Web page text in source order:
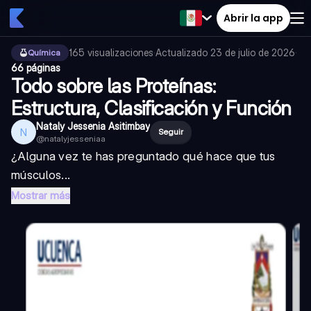
Abrir la app
Química 165 visualizaciones·Actualizado 23 de julio de 2026·
66 páginas
Todo sobre las Proteínas:
Estructura, Clasificación y Función
N Nataly Jessenia Asitimbay
@natalyjesseniaa
Seguir
¿Alguna vez te has preguntado qué hace que tus
músculos...
Mostrar más